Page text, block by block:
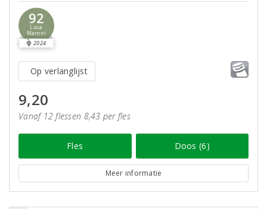
92
Luca
Maroni
2024
Op verlanglijst
9,20
Vanaf 12 flessen 8,43 per fles
Fles Doos (6)
Meer informatie